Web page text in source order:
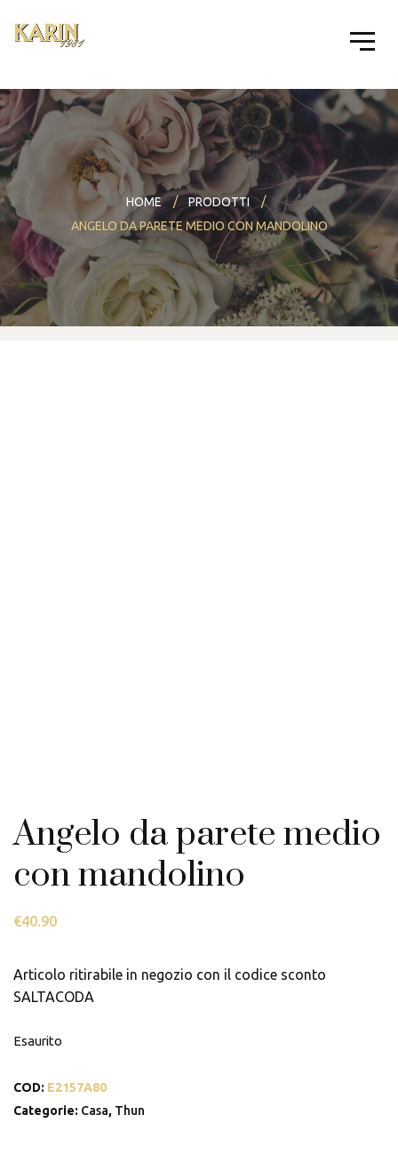
HOME
PRODOTTI
ANGELO DA PARETE MEDIO CON MANDOLINO
Angelo da parete medio
con mandolino
€40.90
Articolo ritirabile in negozio con il codice sconto
SALTACODA
Esaurito
COD: E2157A80
Categorie: Casa, Thun